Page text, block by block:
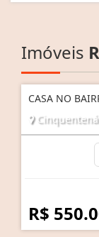
Imóveis
CASA NO
R$